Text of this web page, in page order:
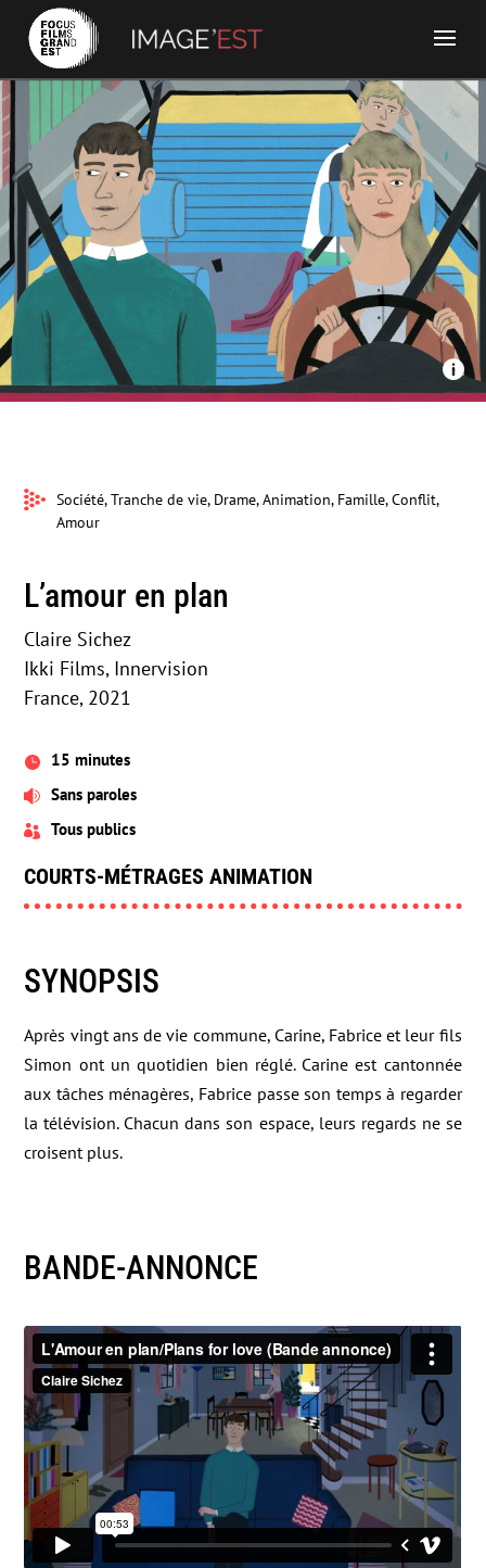
Ikki Films, Innervision - L’amour en plan 
Société, Tranche de vie, Drame, Animation, Famille, Conflit,
Amour
L’amour en plan
Claire Sichez
Ikki Films, Innervision
France, 2021
 15 minutes
 Sans paroles
 Tous publics
COURTS-MÉTRAGES ANIMATION
SYNOPSIS
Après vingt ans de vie commune, Carine, Fabrice et leur fils
Simon ont un quotidien bien réglé. Carine est cantonnée
aux tâches ménagères, Fabrice passe son temps à regarder
la télévision. Chacun dans son espace, leurs regards ne se
croisent plus.
BANDE-ANNONCE